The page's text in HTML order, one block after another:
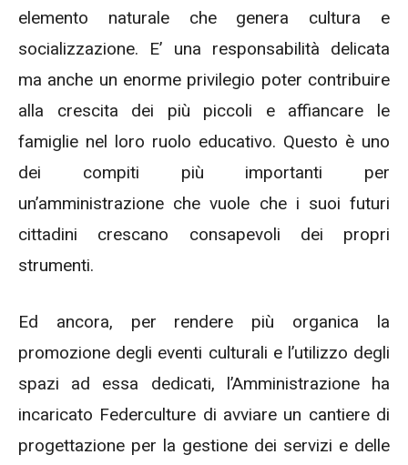
elemento naturale che genera cultura e
socializzazione. E’ una responsabilità delicata
ma anche un enorme privilegio poter contribuire
alla crescita dei più piccoli e affiancare le
famiglie nel loro ruolo educativo. Questo è uno
dei compiti più importanti per
un’amministrazione che vuole che i suoi futuri
cittadini crescano consapevoli dei propri
strumenti.
Ed ancora, per rendere più organica la
promozione degli eventi culturali e l’utilizzo degli
spazi ad essa dedicati, l’Amministrazione ha
incaricato Federculture di avviare un cantiere di
progettazione per la gestione dei servizi e delle